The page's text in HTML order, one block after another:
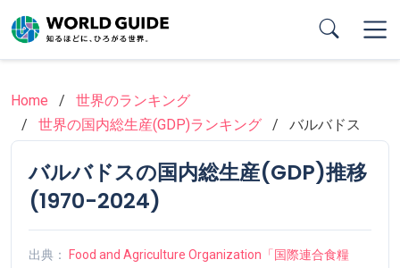
to
main
Home
世界のランキング
世界の国内総生産(GDP)ランキング
バルバドス
バルバドスの国内総生産(GDP)推移
(1970-2024)
出典：
Food and Agriculture Organization「国際連合食糧